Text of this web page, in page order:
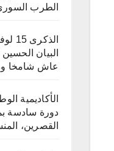
الطرب
البيان
عاش شامخا
الأكاديمية
دورة سادسة
القصرين،